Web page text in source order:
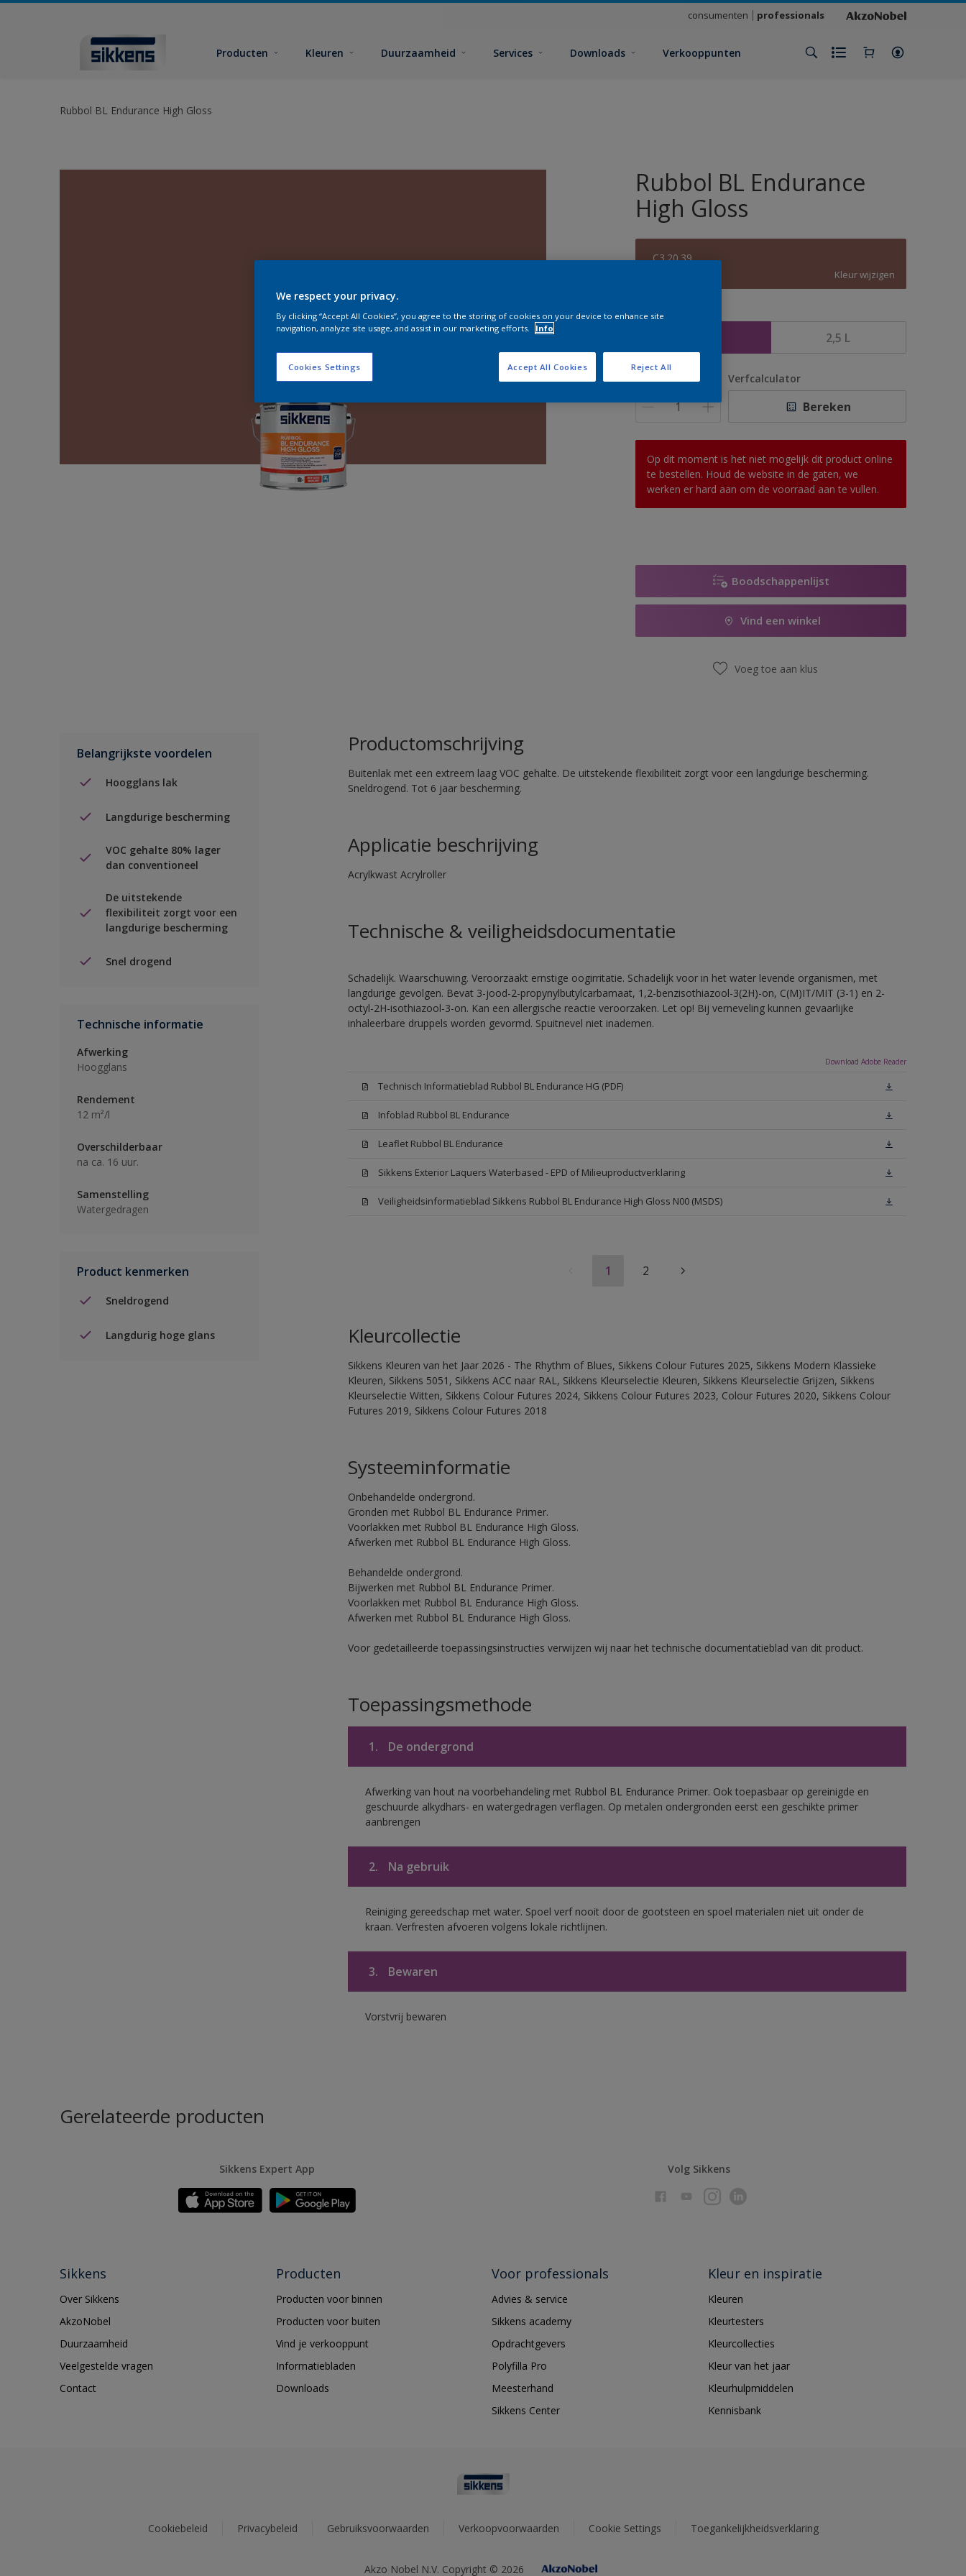
consumenten professionals
Producten Kleuren Duurzaamheid Services Downloads Verkooppunten
Rubbol BL Endurance High Gloss
Rubbol BL Endurance
High Gloss
C3.20.39
Kleur wijzigen
Grootte
2,5 L
Aantal Verfcalculator
Bereken
Op dit moment is het niet mogelijk dit product online
te bestellen. Houd de website in de gaten, we
werken er hard aan om de voorraad aan te vullen.
Boodschappenlijst
Vind een winkel
Voeg toe aan klus
Belangrijkste voordelen
Hoogglans lak
Langdurige bescherming
VOC gehalte 80% lager
dan conventioneel
De uitstekende
flexibiliteit zorgt voor een
langdurige bescherming
Snel drogend
Technische informatie
Afwerking
Hoogglans
Rendement
12 m²/l
Overschilderbaar
na ca. 16 uur.
Samenstelling
Watergedragen
Product kenmerken
Sneldrogend
Langdurig hoge glans
Productomschrijving
Buitenlak met een extreem laag VOC gehalte. De uitstekende flexibiliteit zorgt voor een langdurige bescherming.
Sneldrogend. Tot 6 jaar bescherming.
Applicatie beschrijving
Acrylkwast Acrylroller
Technische & veiligheidsdocumentatie
Schadelijk. Waarschuwing. Veroorzaakt ernstige oogirritatie. Schadelijk voor in het water levende organismen, met
langdurige gevolgen. Bevat 3-jood-2-propynylbutylcarbamaat, 1,2-benzisothiazool-3(2H)-on, C(M)IT/MIT (3-1) en 2-
octyl-2H-isothiazool-3-on. Kan een allergische reactie veroorzaken. Let op! Bij verneveling kunnen gevaarlijke
inhaleerbare druppels worden gevormd. Spuitnevel niet inademen.
Download Adobe Reader
Technisch Informatieblad Rubbol BL Endurance HG (PDF)
Infoblad Rubbol BL Endurance
Leaflet Rubbol BL Endurance
Sikkens Exterior Laquers Waterbased - EPD of Milieuproductverklaring
Veiligheidsinformatieblad Sikkens Rubbol BL Endurance High Gloss N00 (MSDS)
1 2
Kleurcollectie
Sikkens Kleuren van het Jaar 2026 - The Rhythm of Blues, Sikkens Colour Futures 2025, Sikkens Modern Klassieke
Kleuren, Sikkens 5051, Sikkens ACC naar RAL, Sikkens Kleurselectie Kleuren, Sikkens Kleurselectie Grijzen, Sikkens
Kleurselectie Witten, Sikkens Colour Futures 2024, Sikkens Colour Futures 2023, Colour Futures 2020, Sikkens Colour
Futures 2019, Sikkens Colour Futures 2018
Systeeminformatie
Onbehandelde ondergrond.
Gronden met Rubbol BL Endurance Primer.
Voorlakken met Rubbol BL Endurance High Gloss.
Afwerken met Rubbol BL Endurance High Gloss.
Behandelde ondergrond.
Bijwerken met Rubbol BL Endurance Primer.
Voorlakken met Rubbol BL Endurance High Gloss.
Afwerken met Rubbol BL Endurance High Gloss.
Voor gedetailleerde toepassingsinstructies verwijzen wij naar het technische documentatieblad van dit product.
Toepassingsmethode
1. De ondergrond
Afwerking van hout na voorbehandeling met Rubbol BL Endurance Primer. Ook toepasbaar op gereinigde en
geschuurde alkydhars- en watergedragen verflagen. Op metalen ondergronden eerst een geschikte primer
aanbrengen
2. Na gebruik
Reiniging gereedschap met water. Spoel verf nooit door de gootsteen en spoel materialen niet uit onder de
kraan. Verfresten afvoeren volgens lokale richtlijnen.
3. Bewaren
Vorstvrij bewaren
Gerelateerde producten
Sikkens Expert App Volg Sikkens
Sikkens
Over Sikkens
AkzoNobel
Duurzaamheid
Veelgestelde vragen
Contact
Producten
Producten voor binnen
Producten voor buiten
Vind je verkooppunt
Informatiebladen
Downloads
Voor professionals
Advies & service
Sikkens academy
Opdrachtgevers
Polyfilla Pro
Meesterhand
Sikkens Center
Kleur en inspiratie
Kleuren
Kleurtesters
Kleurcollecties
Kleur van het jaar
Kleurhulpmiddelen
Kennisbank
Cookiebeleid Privacybeleid Gebruiksvoorwaarden Verkoopvoorwaarden Cookie Settings Toegankelijkheidsverklaring
Akzo Nobel N.V. Copyright © 2026
We respect your privacy.
By clicking “Accept All Cookies”, you agree to the storing of cookies on your device to enhance site
navigation, analyze site usage, and assist in our marketing efforts.
Info
Cookies Settings Reject All
Accept All Cookies